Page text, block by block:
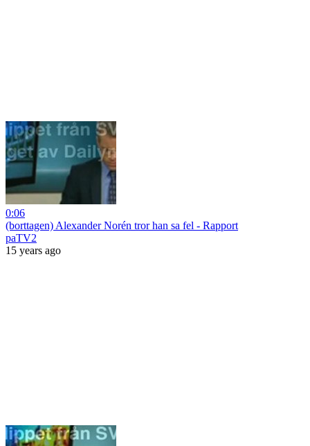
0:06
(borttagen) Alexander Norén tror han sa fel - Rapport
paTV2
15 years ago